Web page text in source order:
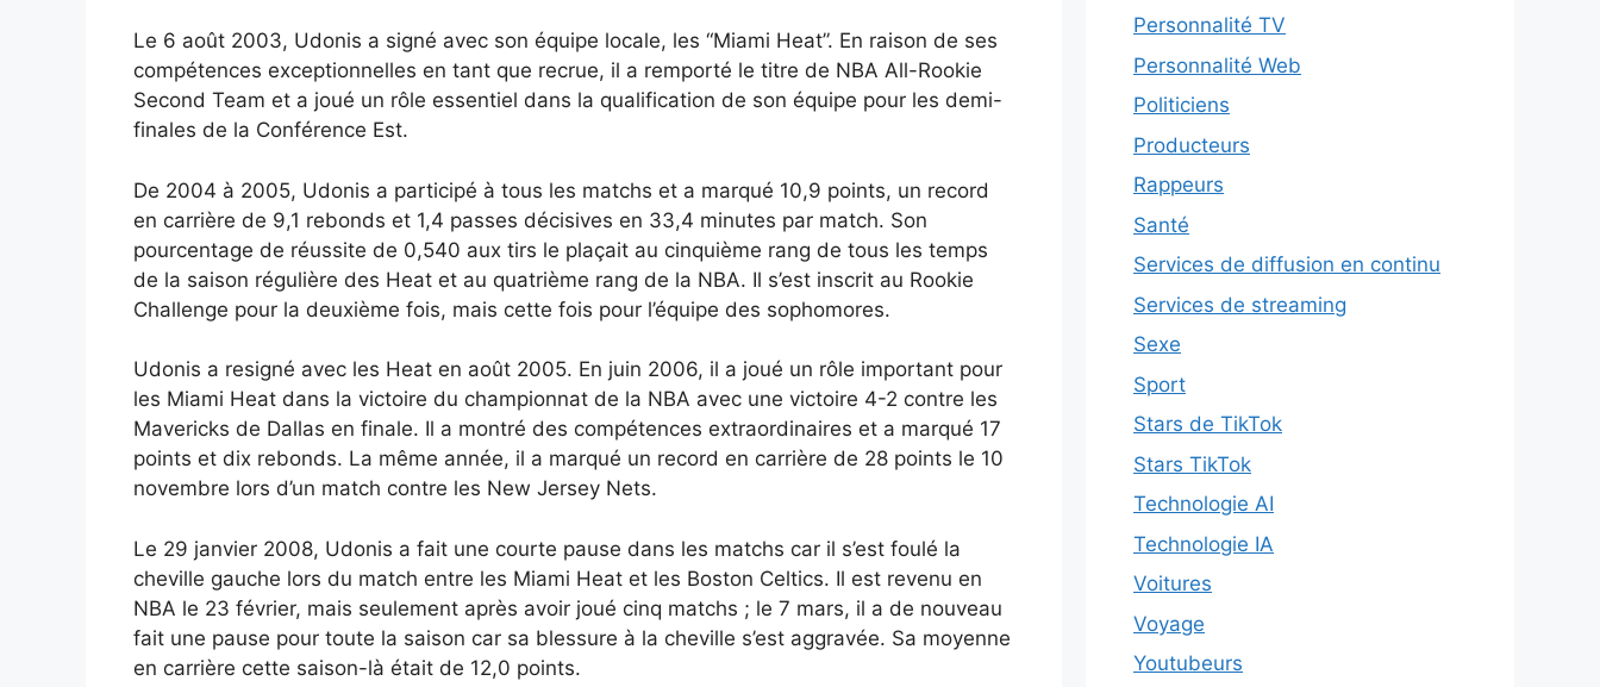
Le 6 août 2003, Udonis a signé avec son équipe locale, les “Miami Heat”. En raison de ses
compétences exceptionnelles en tant que recrue, il a remporté le titre de NBA All-Rookie
Second Team et a joué un rôle essentiel dans la qualification de son équipe pour les demi-
finales de la Conférence Est.
De 2004 à 2005, Udonis a participé à tous les matchs et a marqué 10,9 points, un record
en carrière de 9,1 rebonds et 1,4 passes décisives en 33,4 minutes par match. Son
pourcentage de réussite de 0,540 aux tirs le plaçait au cinquième rang de tous les temps
de la saison régulière des Heat et au quatrième rang de la NBA. Il s’est inscrit au Rookie
Challenge pour la deuxième fois, mais cette fois pour l’équipe des sophomores.
Udonis a resigné avec les Heat en août 2005. En juin 2006, il a joué un rôle important pour
les Miami Heat dans la victoire du championnat de la NBA avec une victoire 4-2 contre les
Mavericks de Dallas en finale. Il a montré des compétences extraordinaires et a marqué 17
points et dix rebonds. La même année, il a marqué un record en carrière de 28 points le 10
novembre lors d’un match contre les New Jersey Nets.
Le 29 janvier 2008, Udonis a fait une courte pause dans les matchs car il s’est foulé la
cheville gauche lors du match entre les Miami Heat et les Boston Celtics. Il est revenu en
NBA le 23 février, mais seulement après avoir joué cinq matchs ; le 7 mars, il a de nouveau
fait une pause pour toute la saison car sa blessure à la cheville s’est aggravée. Sa moyenne
en carrière cette saison-là était de 12,0 points.
Personnalité TV
Personnalité Web
Politiciens
Producteurs
Rappeurs
Santé
Services de diffusion en continu
Services de streaming
Sexe
Sport
Stars de TikTok
Stars TikTok
Technologie AI
Technologie IA
Voitures
Voyage
Youtubeurs